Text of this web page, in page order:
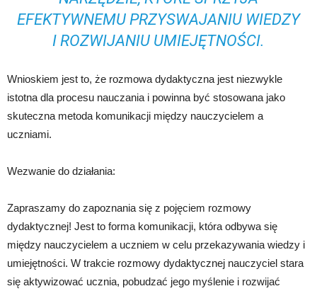
EFEKTYWNEMU PRZYSWAJANIU WIEDZY
I ROZWIJANIU UMIEJĘTNOŚCI.
Wnioskiem jest to, że rozmowa dydaktyczna jest niezwykle
istotna dla procesu nauczania i powinna być stosowana jako
skuteczna metoda komunikacji między nauczycielem a
uczniami.
Wezwanie do działania:
Zapraszamy do zapoznania się z pojęciem rozmowy
dydaktycznej! Jest to forma komunikacji, która odbywa się
między nauczycielem a uczniem w celu przekazywania wiedzy i
umiejętności. W trakcie rozmowy dydaktycznej nauczyciel stara
się aktywizować ucznia, pobudzać jego myślenie i rozwijać